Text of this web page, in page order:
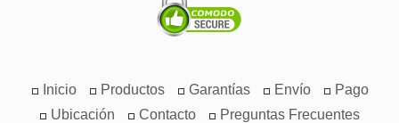
Inicio Productos Garantías Envío
Pago
Ubicación
Contacto
Preguntas Frecuentes